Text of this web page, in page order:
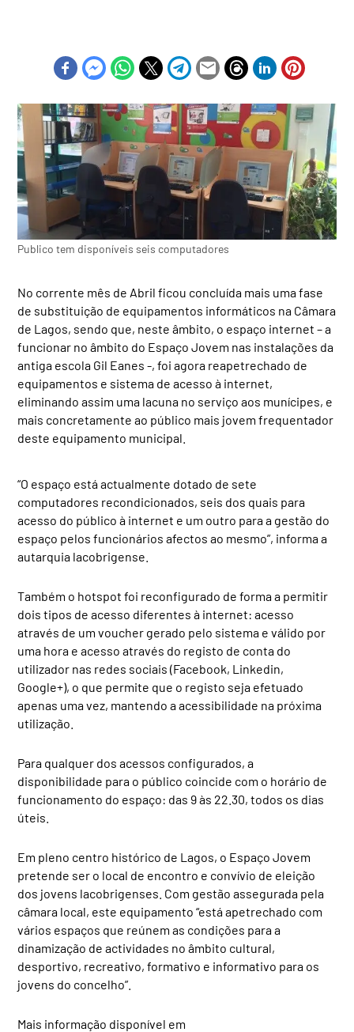
Publico tem disponíveis seis computadores
No corrente mês de Abril ficou concluída mais uma fase
de substituição de equipamentos informáticos na Câmara
de Lagos, sendo que, neste âmbito, o espaço internet – a
funcionar no âmbito do Espaço Jovem nas instalações da
antiga escola Gil Eanes -, foi agora reapetrechado de
equipamentos e sistema de acesso à internet,
eliminando assim uma lacuna no serviço aos munícipes, e
mais concretamente ao público mais jovem frequentador
deste equipamento municipal.
“O espaço está actualmente dotado de sete
computadores recondicionados, seis dos quais para
acesso do público à internet e um outro para a gestão do
espaço pelos funcionários afectos ao mesmo”, informa a
autarquia lacobrigense.
Também o hotspot foi reconfigurado de forma a permitir
dois tipos de acesso diferentes à internet: acesso
através de um voucher gerado pelo sistema e válido por
uma hora e acesso através do registo de conta do
utilizador nas redes sociais (Facebook, Linkedin,
Google+), o que permite que o registo seja efetuado
apenas uma vez, mantendo a acessibilidade na próxima
utilização.
Para qualquer dos acessos configurados, a
disponibilidade para o público coincide com o horário de
funcionamento do espaço: das 9 às 22.30, todos os dias
úteis.
Em pleno centro histórico de Lagos, o Espaço Jovem
pretende ser o local de encontro e convívio de eleição
dos jovens lacobrigenses. Com gestão assegurada pela
câmara local, este equipamento “está apetrechado com
vários espaços que reúnem as condições para a
dinamização de actividades no âmbito cultural,
desportivo, recreativo, formativo e informativo para os
jovens do concelho”.
Mais informação disponível em